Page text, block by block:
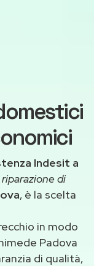
Indesit a
riparazione di
, è la scelta
in modo
Padova
di qualità,